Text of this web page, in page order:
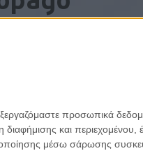
προσωπικά
και
μέσω σάρωσης
σας